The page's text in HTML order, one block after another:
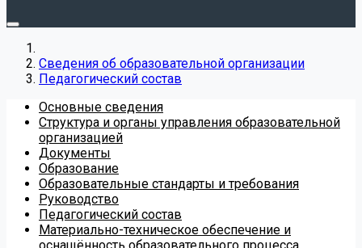
Сведения об образовательной организации
Педагогический состав
Основные сведения
Структура и органы управления образовательной
организацией
Документы
Образование
Образовательные стандарты и требования
Руководство
Педагогический состав
Материально-техническое обеспечение и